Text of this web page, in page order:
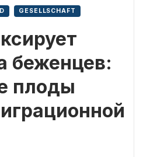
GESELLSCHAFT
беженцев:
плоды